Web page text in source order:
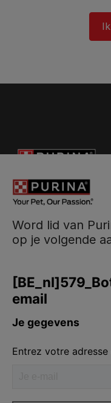
Word lid van
op je volgende